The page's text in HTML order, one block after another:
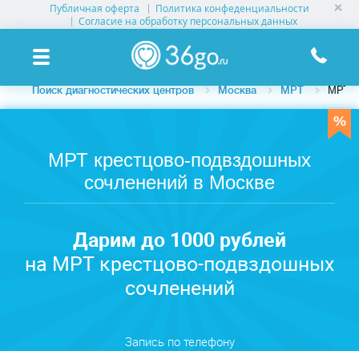
Публичная оферта
Политика конфеденциальности
Согласие на обработку персональных данных
УСЛУГИ КЛИНИК
КЛИНИКИ НА КАРТЕ
ПАМЯТКА ПАЦИЕНТУ
Поиск диагностических центров Москва МРТ МРТ
МРТ крестцово-подвздошных
сочленений в Москве
Дарим до 1000 рублей
на МРТ крестцово-подвздошных
сочленений
Запись по телефону